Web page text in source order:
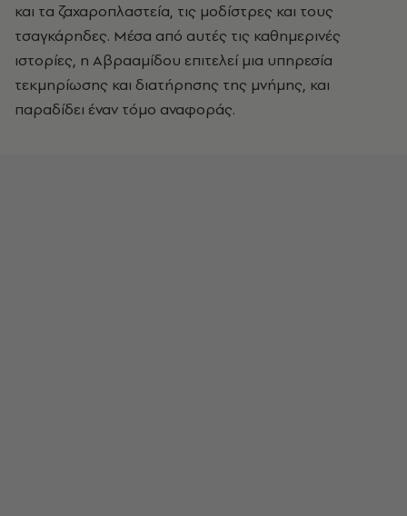
και τα ζαχαροπλαστεία, τις μοδίστρες και τους
τσαγκάρηδες. Μέσα από αυτές τις καθημερινές
ιστορίες, η Αβρααμίδου επιτελεί μια υπηρεσία
τεκμηρίωσης και διατήρησης της μνήμης, και
παραδίδει έναν τόμο αναφοράς.